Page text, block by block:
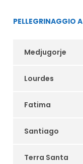
PELLEGRINAGGIO A
Medjugorje
Lourdes
Fatima
Santiago
Terra Santa